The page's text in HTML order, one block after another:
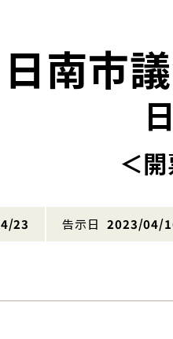
日南市
＜
23 告示日 2023/04/